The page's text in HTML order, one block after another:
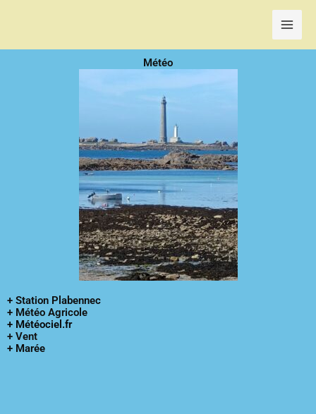
contenu
Météo
+ Station Plabennec
+ Météo Agricole
+ Météociel.fr
+ Vent
+ Marée